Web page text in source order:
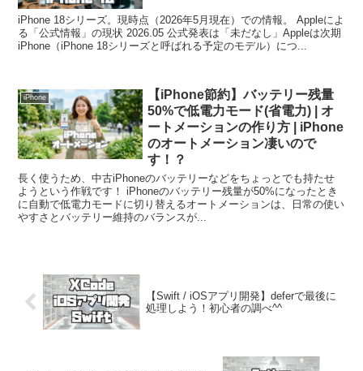
iPhone 18シリーズ。現時点（2026年5月現在）での情報。 Appleによ
る「公式情報」の現状 2026.05 公式発表は「未だなし」Appleは次期
iPhone（iPhone 18シリーズと呼ばれる予定のモデル）につ...
iPhone
【iPhone節約】バッテリー残量
50%で低電力モード(省電力) | オ
ートメーションの作り方 | iPhone
のオートメーション凄いので
す！？
長く使うため、中古iPhoneのバッテリーなどをちょっとでも持たせ
ようという作戦です！ iPhoneのバッテリー残量が50%になったとき
に自動で低電力モードに切り替えるオートメーションは、日常の使い
やすさとバッテリー維持のバランスが...
【Swift / iOSアプリ開発】deferで最後に
処理しよう！初心者の調べ^^